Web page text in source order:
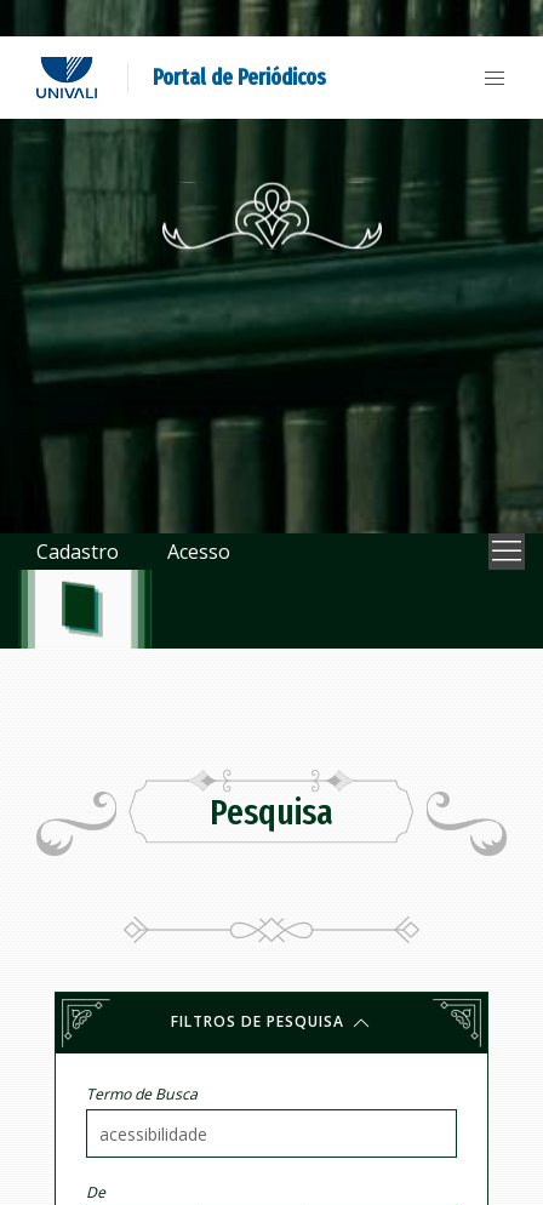
Portal de Periódicos
Cadastro Acesso
Pesquisa
FILTROS DE PESQUISA
Termo de Busca
De